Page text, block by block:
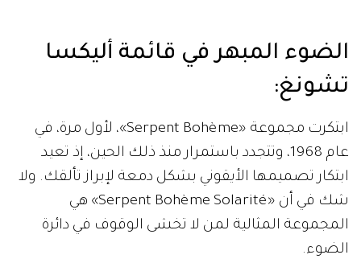
الضوء المبهر في قائمة أليكسا
تشونغ:
ابتكرت مجموعة «Serpent Bohème»، لأول مرة، في
عام 1968، وتتجدد باستمرار منذ ذلك الحين، إذ تعيد
ابتكار تصميمها الأيقوني بشكل دمعة لإبراز تألقك. ولا
شك في أن «Serpent Bohème Solarité» هي
المجموعة المثالية لمن لا تخشى الوقوف في دائرة
الضوء.